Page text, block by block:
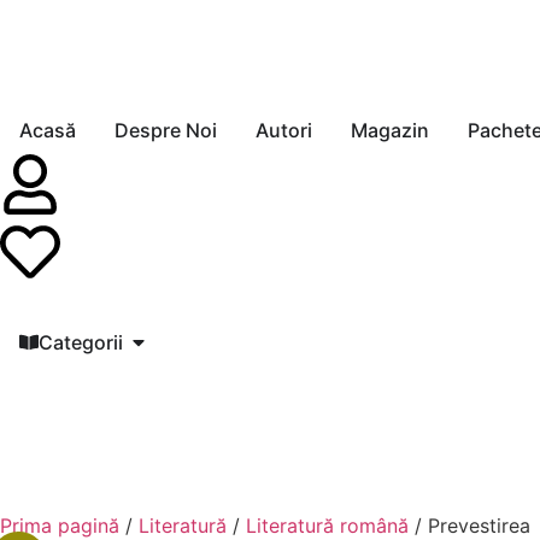
Acasă Despre Noi Autori Magazin
Categorii
Prima pagină / Literatură / Literatură română / Prevestirea